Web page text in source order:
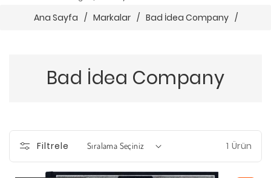
Ana Sayfa / Markalar / Bad İdea Company /
Bad İdea Company
Filtrele 1 Ürün